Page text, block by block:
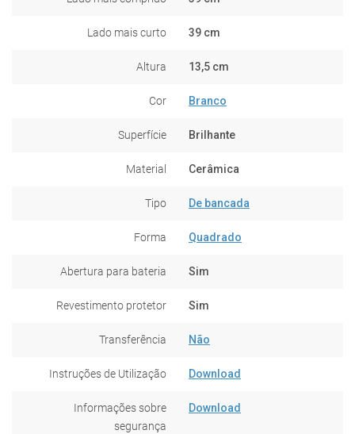
Lado mais curto 39 cm
Altura 13,5 cm
Cor Branco
Superfície Brilhante
Material Cerâmica
Tipo De bancada
Forma Quadrado
Abertura para bateria Sim
Revestimento protetor Sim
Transferência Não
Instruções de Utilização Download
Informações sobre
segurança
Download